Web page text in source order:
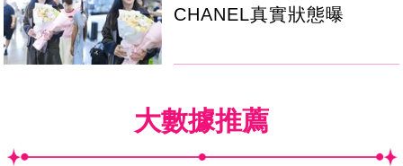
CHANEL真實狀態曝
大數據推薦